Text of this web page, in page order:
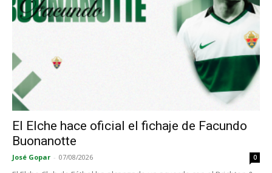
El Elche hace oficial el fichaje de Facundo
Buonanotte
José Gopar - 07/08/2026 0